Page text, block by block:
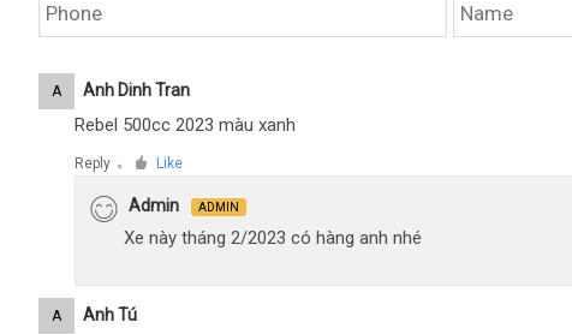
A Anh Dinh Tran
Rebel 500cc 2023 màu xanh
Reply ● Like
Admin ADMIN
Xe này tháng 2/2023 có hàng anh nhé
A Anh Tú